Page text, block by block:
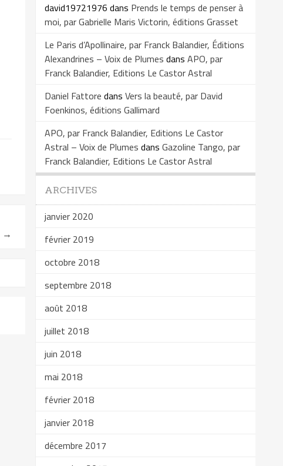
→
david19721976 dans Prends le temps de penser à
moi, par Gabrielle Maris Victorin, éditions Grasset
Le Paris d’Apollinaire, par Franck Balandier, Éditions
Alexandrines – Voix de Plumes dans APO, par
Franck Balandier, Editions Le Castor Astral
Daniel Fattore dans Vers la beauté, par David
Foenkinos, éditions Gallimard
APO, par Franck Balandier, Editions Le Castor
Astral – Voix de Plumes dans Gazoline Tango, par
Franck Balandier, Editions Le Castor Astral
ARCHIVES
janvier 2020
février 2019
octobre 2018
septembre 2018
août 2018
juillet 2018
juin 2018
mai 2018
février 2018
janvier 2018
décembre 2017